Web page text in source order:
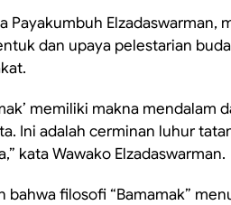
Payakumbuh
dan upaya pelestarian
memiliki makna
Ini adalah cerminan luhur
kata Wawako Elzadaswarman.
bahwa filosofi “Bamamak”